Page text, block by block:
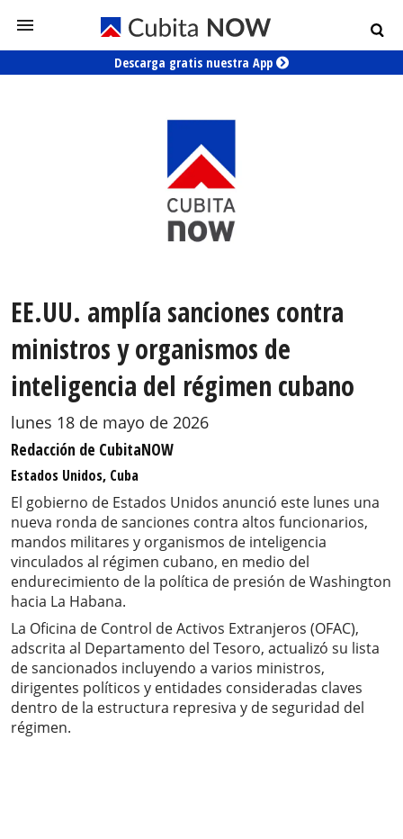
Descarga gratis nuestra App
EE.UU. amplía sanciones contra
ministros y organismos de
inteligencia del régimen cubano
lunes 18 de mayo de 2026
Redacción de CubitaNOW
Estados Unidos, Cuba
El gobierno de Estados Unidos anunció este lunes una
nueva ronda de sanciones contra altos funcionarios,
mandos militares y organismos de inteligencia
vinculados al régimen cubano, en medio del
endurecimiento de la política de presión de Washington
hacia La Habana.
La Oficina de Control de Activos Extranjeros (OFAC),
adscrita al Departamento del Tesoro, actualizó su lista
de sancionados incluyendo a varios ministros,
dirigentes políticos y entidades consideradas claves
dentro de la estructura represiva y de seguridad del
régimen.